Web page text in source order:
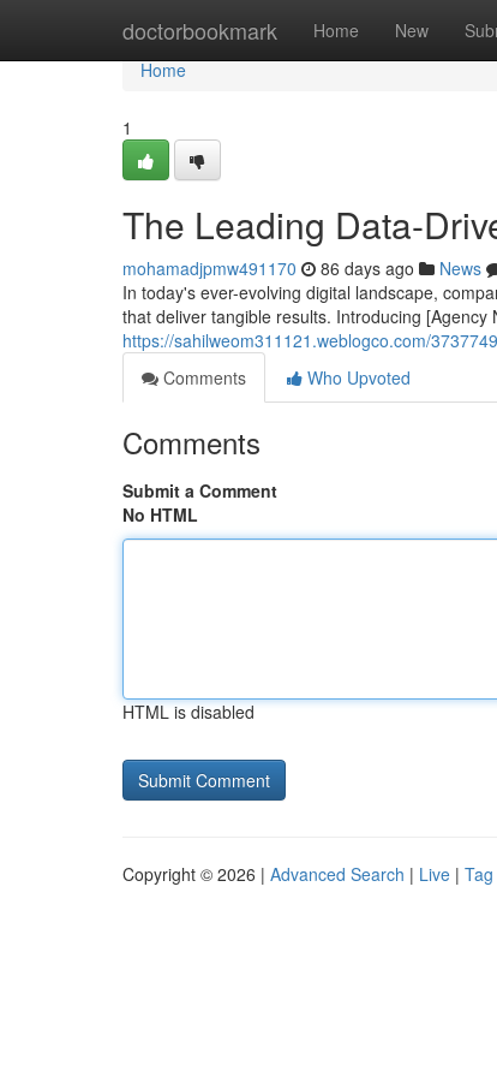
doctorbookmark Home New
Home
Home
1
The Leading Data-
mohamadjpmw491170 86 days ago News
In today's ever-evolving digital landscape,
that deliver tangible results. Introducing [Agency
https://sahilweom311121.weblogco.com/
Comments
Who Upvoted
Comments
Submit a Comment
No HTML
HTML is disabled
Copyright © 2026 | Advanced Search | Live |